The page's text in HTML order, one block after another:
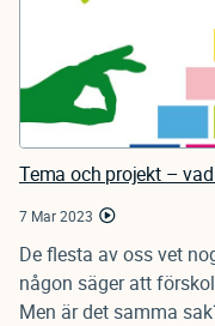
Tema och projekt –
7 Mar 2023
De flesta av oss vet
någon säger att
Men är det samma